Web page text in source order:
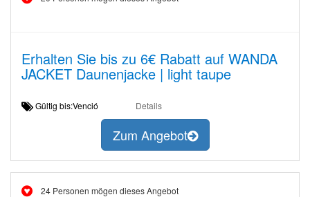
Erhalten Sie bis zu 6€ Rabatt auf WANDA
JACKET Daunenjacke | light taupe
Gültig bis:Venció Details
Zum Angebot
24 Personen mögen dieses Angebot